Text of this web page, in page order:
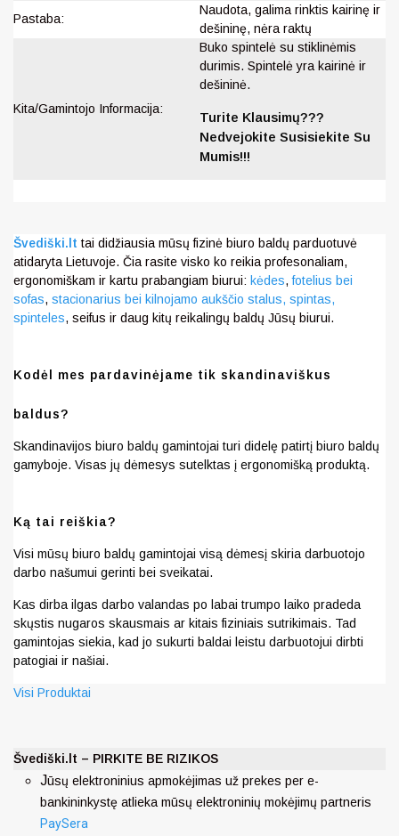
Pastaba:
Naudota, galima rinktis kairinę ir
dešininę, nėra raktų
Kita/Gamintojo Informacija:
Buko spintelė su stiklinėmis
durimis. Spintelė yra kairinė ir
dešininė.
Turite Klausimų???
Nedvejokite Susisiekite Su
Mumis!!!
Švediški.lt tai didžiausia mūsų fizinė biuro baldų parduotuvė
atidaryta Lietuvoje. Čia rasite visko ko reikia profesonaliam,
ergonomiškam ir kartu prabangiam biurui: kėdes,fotelius bei
sofas, stacionarius bei kilnojamo aukščio stalus, spintas,
spinteles, seifus ir daug kitų reikalingų baldų Jūsų biurui.
Kodėl mes pardavinėjame tik skandinaviškus
baldus?
Skandinavijos biuro baldų gamintojai turi didelę patirtį biuro baldų
gamyboje. Visas jų dėmesys sutelktas į ergonomišką produktą.
Ką tai reiškia?
Visi mūsų biuro baldų gamintojai visą dėmesį skiria darbuotojo
darbo našumui gerinti bei sveikatai.
Kas dirba ilgas darbo valandas po labai trumpo laiko pradeda
skųstis nugaros skausmais ar kitais fiziniais sutrikimais. Tad
gamintojas siekia, kad jo sukurti baldai leistu darbuotojui dirbti
patogiai ir našiai.
Visi Produktai
Švediški.lt – PIRKITE BE RIZIKOS
Jūsų elektroninius apmokėjimas už prekes per e-
bankininkystę atlieka mūsų elektroninių mokėjimų partneris
PaySera